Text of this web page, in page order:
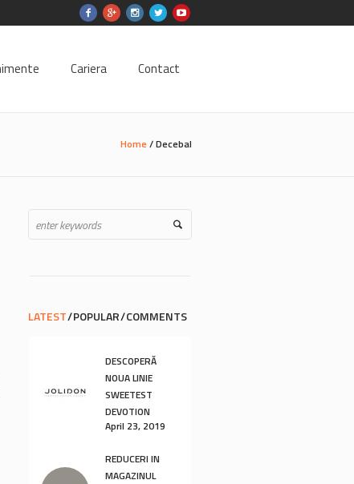
Cariera Contact
Home /Decebal
LATEST POPULAR COMMENTS
DESCOPERĂ
NOUA LINIE
SWEETEST
DEVOTION
April 23, 2019
REDUCERI IN
MAGAZINUL